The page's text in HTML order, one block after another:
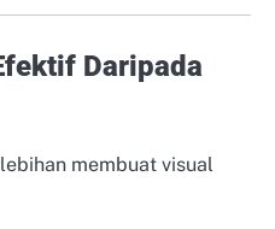
Daripada
membuat visual